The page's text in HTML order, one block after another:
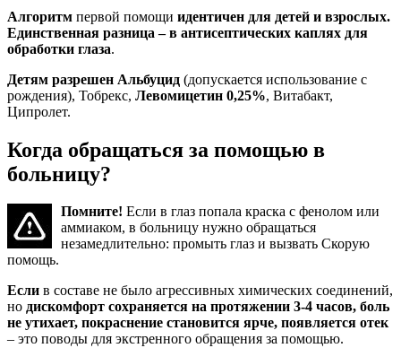
Алгоритм первой помощи идентичен для детей и взрослых.
Единственная разница – в антисептических каплях для
обработки глаза.
Детям разрешен Альбуцид (допускается использование с
рождения), Тобрекс, Левомицетин 0,25%, Витабакт,
Ципролет.
Когда обращаться за помощью в
больницу?
Помните! Если в глаз попала краска с фенолом или
аммиаком, в больницу нужно обращаться
незамедлительно: промыть глаз и вызвать Скорую
помощь.
Если в составе не было агрессивных химических соединений,
но дискомфорт сохраняется на протяжении 3-4 часов, боль
не утихает, покраснение становится ярче, появляется отек
– это поводы для экстренного обращения за помощью.